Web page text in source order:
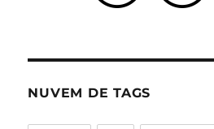
NUVEM DE TAGS